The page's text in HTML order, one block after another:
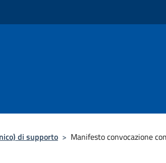
di supporto > Manifesto convocazione